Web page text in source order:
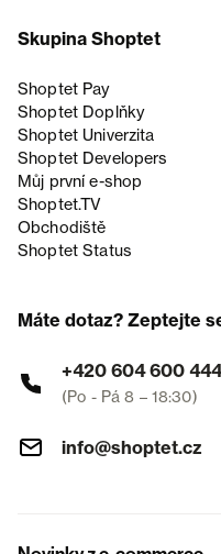
Skupina Shoptet
Shoptet Pay
Shoptet Doplňky
Shoptet Univerzita
Shoptet Developers
Můj první e-shop
Shoptet.TV
Obchodiště
Shoptet Status
Máte dotaz? Zeptejte
+420 604 600 444
(Po - Pá 8 – 18:30)
info@shoptet.cz